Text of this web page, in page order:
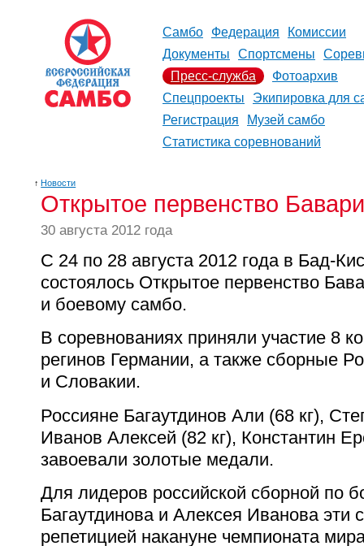
Самбо Федерация
Комиссии
Документы
Спортсмены
Пресс-служба
Фотоархив
Спецпроекты
Экипировка для
Регистрация
Музей самбо
Статистика соревнований
↑ Новости
Открытое первенство
30 августа 2012 года
C 24 по 28 августа 2012 года в Бад-
состоялось Открытое первенство
и боевому самбо.
В соревнованиях приняли участие 8
регинов Германии, а также сборные
и Словакии.
Россияне Багаутдинов Али (68 кг),
Иванов Алексей (82 кг), Константин
завоевали золотые медали.
Для лидеров российской сборной по
Багаутдинова и Алексея Иванова эти
репетицией накануне чемпионата